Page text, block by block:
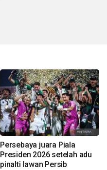
Persebaya juara Piala
Presiden 2026 setelah adu
pinalti lawan Persib